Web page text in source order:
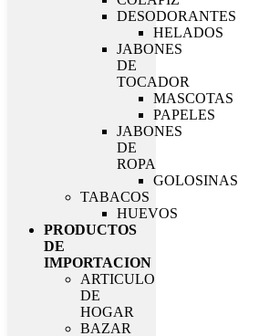
DESODORANTES
HELADOS
JABONES
DE
TOCADOR
MASCOTAS
PAPELES
JABONES
DE
ROPA
GOLOSINAS
TABACOS
HUEVOS
PRODUCTOS
DE
IMPORTACION
ARTICULO
DE
HOGAR
BAZAR